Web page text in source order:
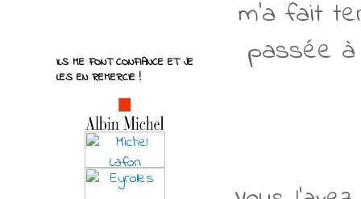
m'a fait
passée
ILS ME FONT CONFIANCE ET JE
LES EN REMERCIE !